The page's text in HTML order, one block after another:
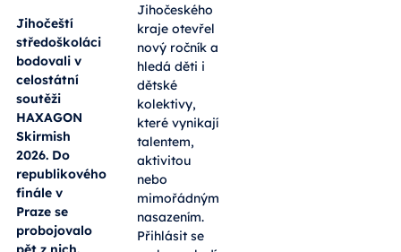
Jihočeští
středoškoláci
bodovali v
celostátní
soutěži
HAXAGON
Skirmish
2026. Do
republikového
finále v
Praze se
probojovalo
Jihočeského
kraje otevřel
nový ročník a
hledá děti i
dětské
kolektivy,
které vynikají
talentem,
aktivitou
nebo
mimořádným
nasazením.
Přihlásit se